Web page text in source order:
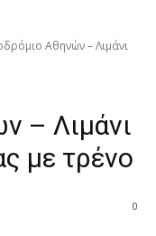
Αθηνών – Λιμάνι
– Λιμάνι
με τρένο
0